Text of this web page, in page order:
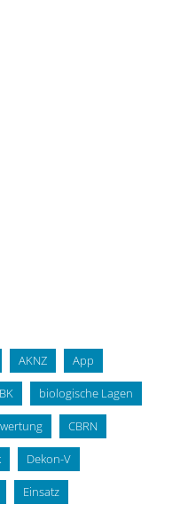
AKNZ App
biologische Lagen
CBRN
Dekon-V
Einsatz